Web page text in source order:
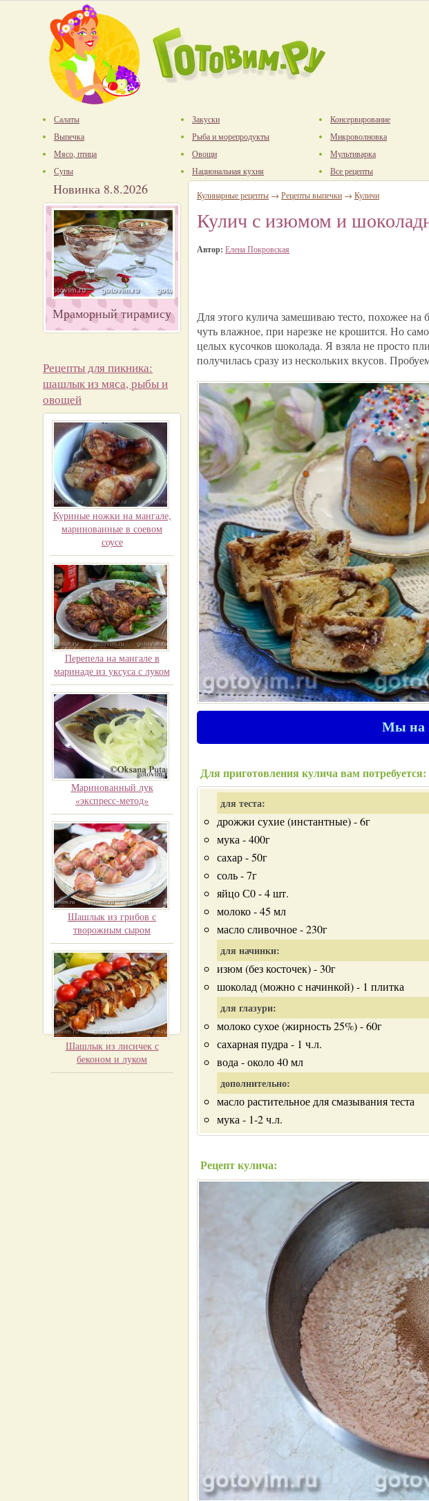
Салаты
Выпечка
Мясо, птица
Супы
Закуски
Рыба и морепродукты
Овощи
Национальная кухня
Консервирование
Микроволновка
Мультиварка
Все рецепты
Новинка 8.8.2026
Мраморный тирамису
Рецепты для пикника:
шашлык из мяса, рыбы и
овощей
Куриные ножки на мангале,
маринованные в соевом
соусе
Перепела на мангале в
маринаде из уксуса с луком
Маринованный лук
«экспресс-метод»
Шашлык из грибов с
творожным сыром
Шашлык из лисичек с
беконом и луком
Кулинарные рецепты → Рецепты выпечки → Куличи
Кулич с изюмом и
Автор: Елена Покровская
Для этого кулича замешиваю тесто, похожее
чуть влажное, при нарезке не крошится. Но
целых кусочков шоколада. Я взяла не просто
получилась сразу из нескольких вкусов.
Мы на
Для приготовления кулича вам потребуется:
для теста:
дрожжи сухие (инстантные) - 6г
мука - 400г
сахар - 50г
соль - 7г
яйцо С0 - 4 шт.
молоко - 45 мл
масло сливочное - 230г
для начинки:
изюм (без косточек) - 30г
шоколад (можно с начинкой) - 1 плитка
для глазури:
молоко сухое (жирность 25%) - 60г
сахарная пудра - 1 ч.л.
вода - около 40 мл
дополнительно:
масло растительное для смазывания теста
мука - 1-2 ч.л.
Рецепт кулича: